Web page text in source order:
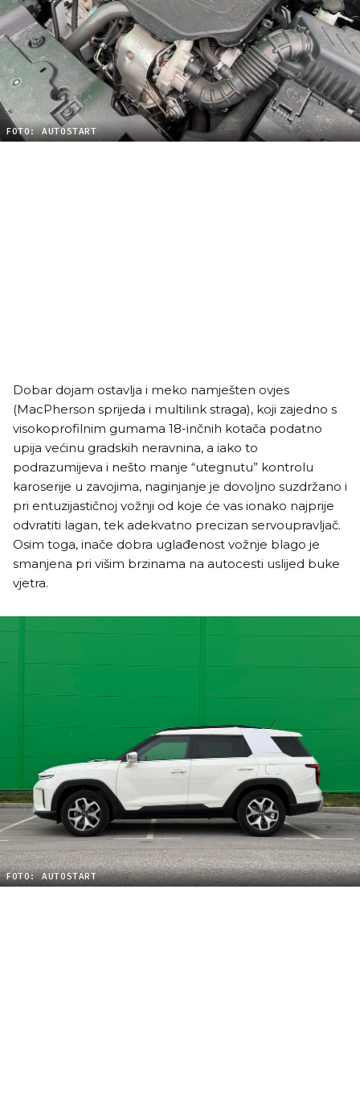
FOTO: AUTOSTART
Dobar dojam ostavlja i meko namješten ovjes
(MacPherson sprijeda i multilink straga), koji zajedno s
visokoprofilnim gumama 18-inčnih kotača podatno
upija većinu gradskih neravnina, a iako to
podrazumijeva i nešto manje “utegnutu” kontrolu
karoserije u zavojima, naginjanje je dovoljno suzdržano i
pri entuzijastičnoj vožnji od koje će vas ionako najprije
odvratiti lagan, tek adekvatno precizan servoupravljač.
Osim toga, inače dobra uglađenost vožnje blago je
smanjena pri višim brzinama na autocesti uslijed buke
vjetra.
FOTO: AUTOSTART